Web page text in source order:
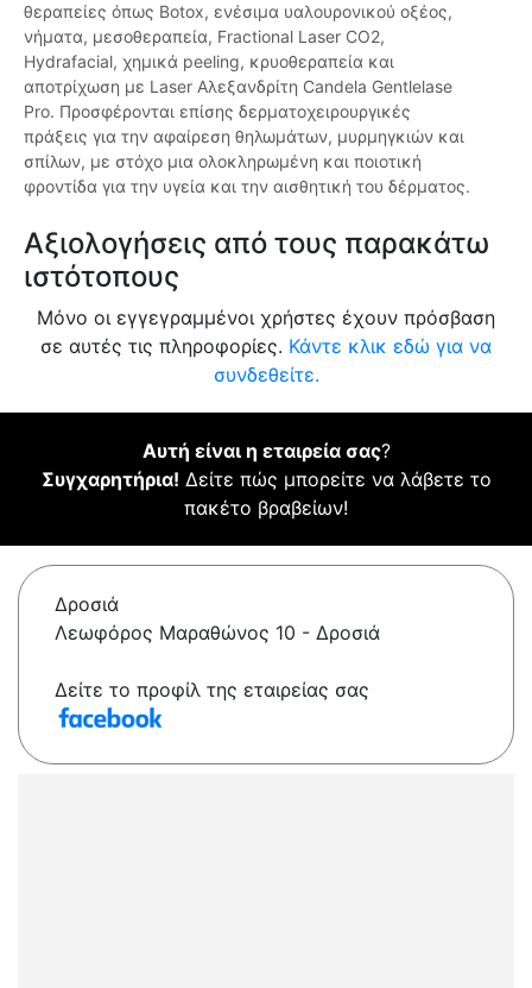
θεραπείες όπως Botox, ενέσιμα υαλουρονικού οξέος,
νήματα, μεσοθεραπεία, Fractional Laser CO2,
Hydrafacial, χημικά peeling, κρυοθεραπεία και
αποτρίχωση με Laser Αλεξανδρίτη Candela Gentlelase
Pro. Προσφέρονται επίσης δερματοχειρουργικές
πράξεις για την αφαίρεση θηλωμάτων, μυρμηγκιών και
σπίλων, με στόχο μια ολοκληρωμένη και ποιοτική
φροντίδα για την υγεία και την αισθητική του δέρματος.
Αξιολογήσεις από τους παρακάτω
ιστότοπους
Μόνο οι εγγεγραμμένοι χρήστες έχουν πρόσβαση
σε αυτές τις πληροφορίες. Κάντε κλικ εδώ για να
συνδεθείτε.
Αυτή είναι η εταιρεία σας?
Συγχαρητήρια! Δείτε πώς μπορείτε να λάβετε το
πακέτο βραβείων!
Δροσιά
Λεωφόρος Μαραθώνος 10 - Δροσιά
Δείτε το προφίλ της εταιρείας σας